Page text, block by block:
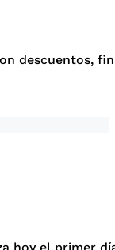
descuentos,